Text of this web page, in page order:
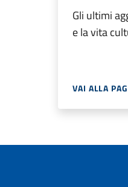
Gli ultimi
e la vita
VAI ALLA